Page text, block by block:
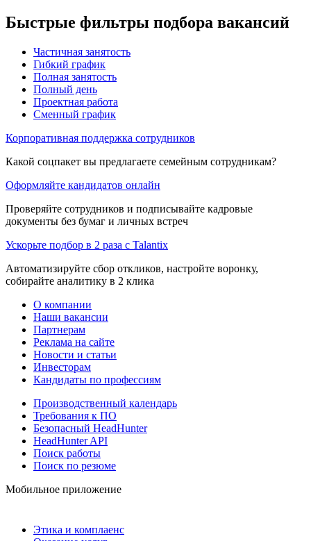
Быстрые фильтры подбора вакансий
Частичная занятость
Гибкий график
Полная занятость
Полный день
Проектная работа
Сменный график
Корпоративная поддержка сотрудников
Какой соцпакет вы предлагаете семейным сотрудникам?
Оформляйте кандидатов онлайн
Проверяйте сотрудников и подписывайте кадровые
документы без бумаг и личных встреч
Ускорьте подбор в 2 раза с Talantix
Автоматизируйте сбор откликов, настройте воронку,
собирайте аналитику в 2 клика
О компании
Наши вакансии
Партнерам
Реклама на сайте
Новости и статьи
Инвесторам
Кандидаты по профессиям
Производственный календарь
Требования к ПО
Безопасный HeadHunter
HeadHunter API
Поиск работы
Поиск по резюме
Мобильное приложение
Этика и комплаенс